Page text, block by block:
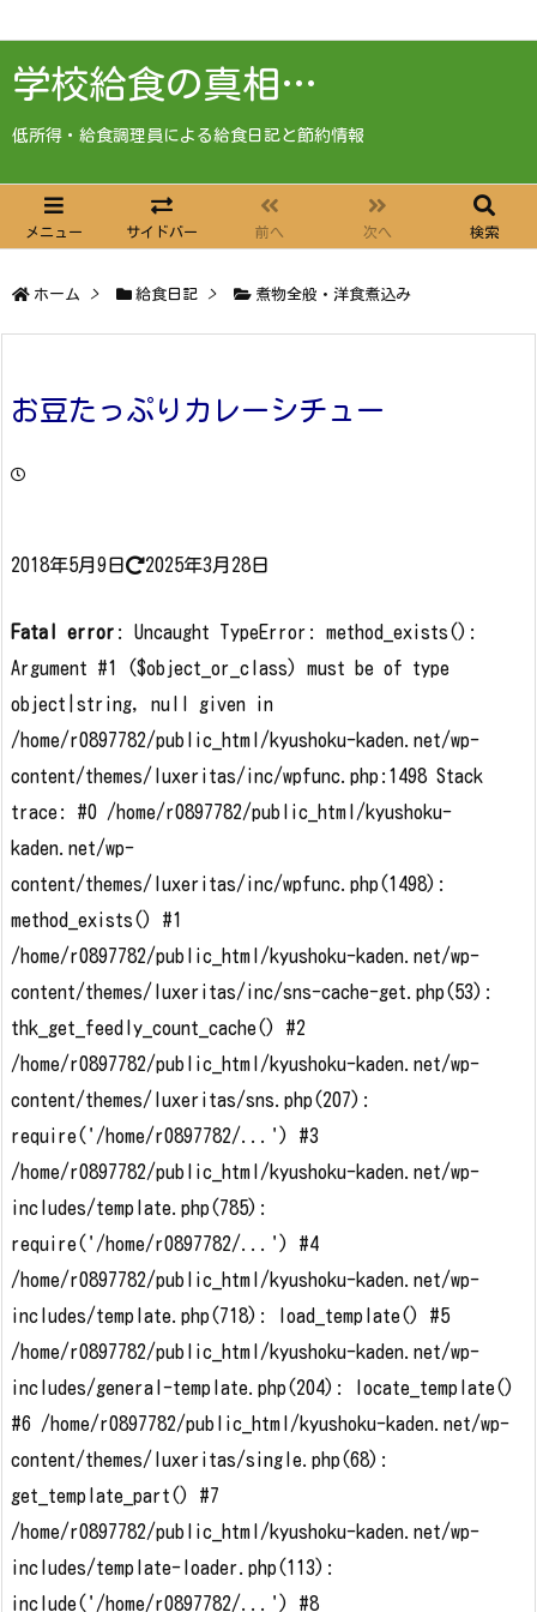
学校給食の真相…
低所得・給食調理員による給食日記と節約情報
メニュー サイドバー 前へ 次へ 検索
ホーム > 給食日記 > 煮物全般・洋食煮込み
お豆たっぷりカレーシチュー
2018年5月9日 2025年3月28日
Fatal error : Uncaught TypeError: method_exists():
Argument #1 ($object_or_class) must be of type
object|string, null given in
/home/r0897782/public_html/kyushoku-kaden.net/wp-
content/themes/luxeritas/inc/wpfunc.php:1498 Stack
trace: #0 /home/r0897782/public_html/kyushoku-
kaden.net/wp-
content/themes/luxeritas/inc/wpfunc.php(1498):
method_exists() #1
/home/r0897782/public_html/kyushoku-kaden.net/wp-
content/themes/luxeritas/inc/sns-cache-get.php(53):
thk_get_feedly_count_cache() #2
/home/r0897782/public_html/kyushoku-kaden.net/wp-
content/themes/luxeritas/sns.php(207):
require('/home/r0897782/...') #3
/home/r0897782/public_html/kyushoku-kaden.net/wp-
includes/template.php(785):
require('/home/r0897782/...') #4
/home/r0897782/public_html/kyushoku-kaden.net/wp-
includes/template.php(718): load_template() #5
/home/r0897782/public_html/kyushoku-kaden.net/wp-
includes/general-template.php(204): locate_template()
#6 /home/r0897782/public_html/kyushoku-kaden.net/wp-
content/themes/luxeritas/single.php(68):
get_template_part() #7
/home/r0897782/public_html/kyushoku-kaden.net/wp-
includes/template-loader.php(113):
include('/home/r0897782/...') #8